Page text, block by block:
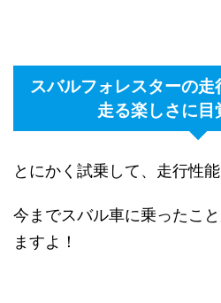
スバルフォレスターの走
走る楽しさに目
とにかく試乗して、走行性
今までスバル車に乗ったこ
ますよ！